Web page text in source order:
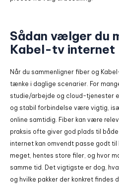
Sådan vælger du
Kabel-tv internet
Når du sammenligner fiber og
tænke i daglige scenarier. For
studie/arbejde og cloud-tjenester
og stabil forbindelse være vigtig,
online samtidig. Fiber kan være
praksis ofte giver god plads til
internet kan omvendt passe godt til
meget, hentes store filer, og hvor
samme tid. Det vigtigste er dog,
og hvilke pakker der konkret findes